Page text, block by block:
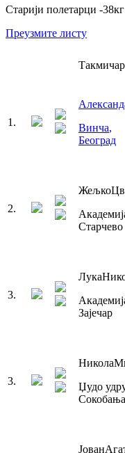
Старији полетарци -38кг
Преузмите листу
Такмичар
1 .
Винча,
Београд
2.
Жељко
Старчево
3.
Лука
Зајечар
3.
Никола
Џудо
Сокобања
Јован